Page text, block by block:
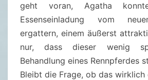
1
,
2
U
geht voran, Agatha
Essenseinladung vom
ergattern, einem äußerst
nur, dass dieser wenig
Behandlung eines Rennpferdes
Bleibt die Frage, ob das wirklich